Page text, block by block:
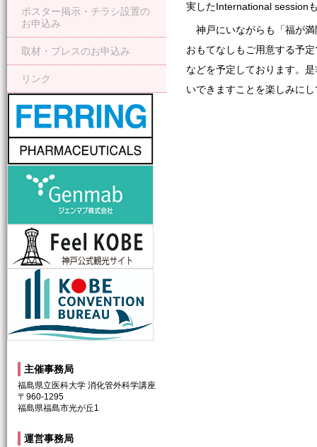
実したInternational session
神戸にいながらも「福が
おもてなしもご用意する予
などを予定しております。
いできますことを楽しみに
ポスター掲示・チラシ設置の
お申込み
取材・プレスのお申込み
リンク
フェリング
genmab-lab
神戸観光局
神戸コンベンションビューロー
主催事務局
福島県立医科大学 消化管外科学講座
〒960-1295
福島県福島市光が丘1
運営事務局